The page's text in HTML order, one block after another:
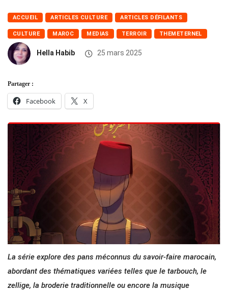
ACCUEIL ARTICLES CULTURE ARTICLES DÉFILANTS
CULTURE MAROC MEDIAS TERROIR THEMETERNEL
Hella Habib 25 mars 2025
Partager :
Facebook X
La série explore des pans méconnus du savoir-faire marocain,
abordant des thématiques variées telles que le tarbouch, le
zellige, la broderie traditionnelle ou encore la musique